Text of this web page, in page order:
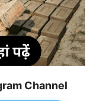
Channel